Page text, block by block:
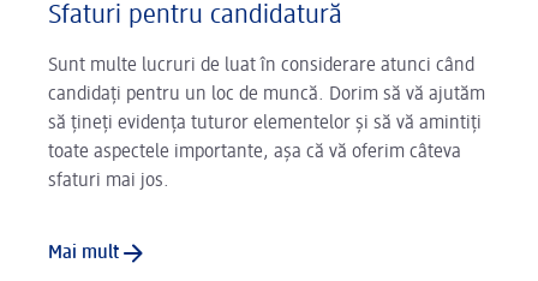
Sfaturi pentru candidatură
Sunt multe lucruri de luat în considerare atunci când
candidați pentru un loc de muncă. Dorim să vă ajutăm
să țineți evidența tuturor elementelor și să vă amintiți
toate aspectele importante, așa că vă oferim câteva
sfaturi mai jos.
Mai mult